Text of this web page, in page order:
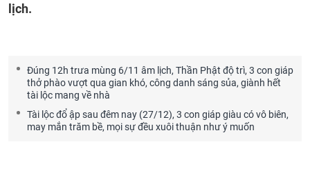
lịch.
Đúng 12h trưa mùng 6/11 âm lịch, Thần Phật độ trì, 3 con giáp
thở phào vượt qua gian khó, công danh sáng sủa, giành hết
tài lộc mang về nhà
Tài lộc đổ ập sau đêm nay (27/12), 3 con giáp giàu có vô biên,
may mắn trăm bề, mọi sự đều xuôi thuận như ý muốn